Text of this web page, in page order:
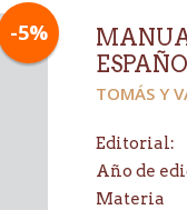
-5%
TOMÁS Y
Editorial:
Año de
Materia